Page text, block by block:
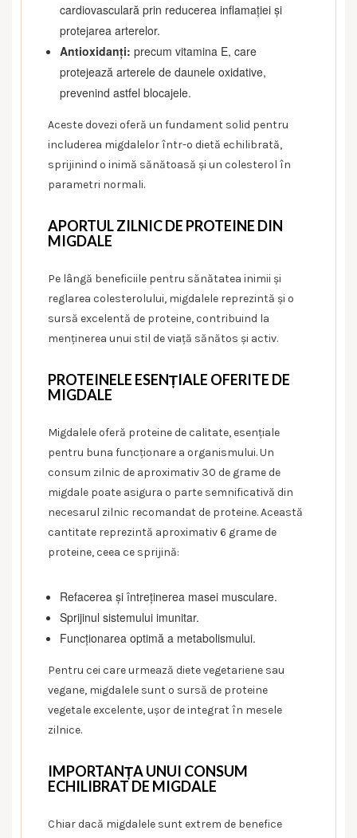
cardiovasculară prin reducerea inflamației și
protejarea arterelor.
Antioxidanți: precum vitamina E, care
protejează arterele de daunele oxidative,
prevenind astfel blocajele.
Aceste dovezi oferă un fundament solid pentru
includerea migdalelor într-o dietă echilibrată,
sprijinind o inimă sănătoasă și un colesterol în
parametri normali.
APORTUL ZILNIC DE PROTEINE DIN
MIGDALE
Pe lângă beneficiile pentru sănătatea inimii și
reglarea colesterolului, migdalele reprezintă și o
sursă excelentă de proteine, contribuind la
menținerea unui stil de viață sănătos și activ.
PROTEINELE ESENȚIALE OFERITE DE
MIGDALE
Migdalele oferă proteine de calitate, esențiale
pentru buna funcționare a organismului. Un
consum zilnic de aproximativ 30 de grame de
migdale poate asigura o parte semnificativă din
necesarul zilnic recomandat de proteine. Această
cantitate reprezintă aproximativ 6 grame de
proteine, ceea ce sprijină:
Refacerea și întreținerea masei musculare.
Sprijinul sistemului imunitar.
Funcționarea optimă a metabolismului.
Pentru cei care urmează diete vegetariene sau
vegane, migdalele sunt o sursă de proteine
vegetale excelente, ușor de integrat în mesele
zilnice.
IMPORTANȚA UNUI CONSUM
ECHILIBRAT DE MIGDALE
Chiar dacă migdalele sunt extrem de benefice